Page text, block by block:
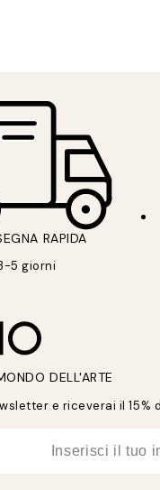
RAPIDA
5 giorni
DELL'ARTE
e riceverai il